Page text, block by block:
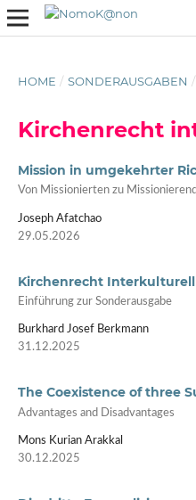
HOME / SONDERAUSGABEN /
Kirchenrecht
Mission in umgekehrter
Von Missionierten zu
Joseph Afatchao
29.05.2026
Kirchenrecht Interkulturell
Einführung zur Sonderausgabe
Burkhard Josef Berkmann
31.12.2025
The Coexistence of three
Advantages and Disadvantages
Mons Kurian Arakkal
30.12.2025